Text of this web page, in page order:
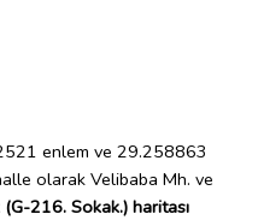
enlem ve 29.258863
olarak Velibaba Mh. ve
216. Sokak.) haritası